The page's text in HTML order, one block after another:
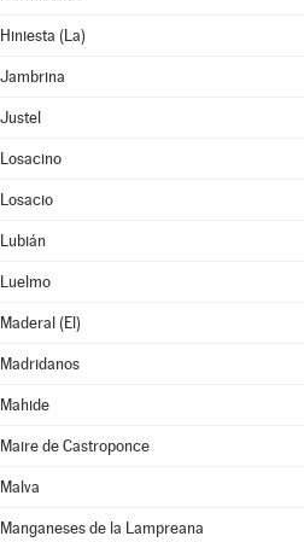
Hiniesta (La)
Jambrina
Justel
Losacino
Losacio
Lubián
Luelmo
Maderal (El)
Madridanos
Mahide
Maire de Castroponce
Malva
Manganeses de la Lampreana